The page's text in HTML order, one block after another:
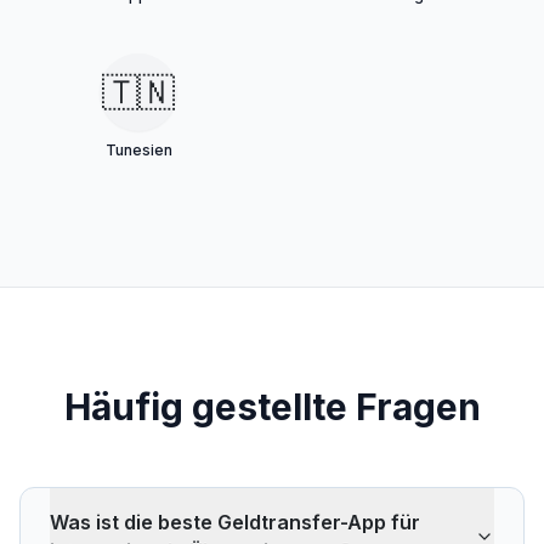
🇹🇳
Tunesien
Häufig gestellte Fragen
Was ist die beste Geldtransfer-App für